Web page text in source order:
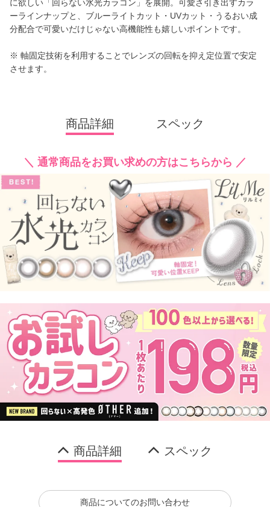
に欲しい「回らない水光カラコン」を展開。可愛さ引き出すカラ
ーラインナップと、ブルーライトカット・UVカット・うるおい成
分配合で可愛いだけじゃない高機能性も嬉しいポイントです。
※ 軸固定技術を利用することでレンズの回転を抑え定位置で安定
させます。
商品詳細 スペック
＼ 通常商品をお買い求めの方はこちらから ／
商品詳細 スペック
商品についてのお問い合わせ